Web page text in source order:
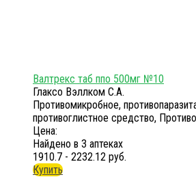
Валтрекс таб ппо 500мг №10
Глаксо Вэллком С.А.
Противомикробное,
противоглистное средство,
Цена:
Найдено в 3 аптеках
1910.7 - 2232.12 руб.
Купить